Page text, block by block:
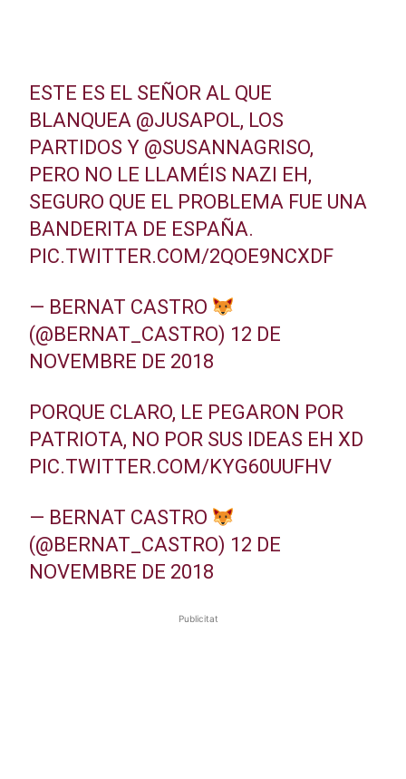
ESTE ES EL SEÑOR AL QUE
BLANQUEA @JUSAPOL, LOS
PARTIDOS Y @SUSANNAGRISO,
PERO NO LE LLAMÉIS NAZI EH,
SEGURO QUE EL PROBLEMA FUE UNA
BANDERITA DE ESPAÑA.
PIC.TWITTER.COM/2QOE9NCXDF
— BERNAT CASTRO
(@BERNAT_CASTRO) 12 DE
NOVEMBRE DE 2018
PORQUE CLARO, LE PEGARON POR
PATRIOTA, NO POR SUS IDEAS EH XD
PIC.TWITTER.COM/KYG60UUFHV
— BERNAT CASTRO
(@BERNAT_CASTRO) 12 DE
NOVEMBRE DE 2018
Publicitat